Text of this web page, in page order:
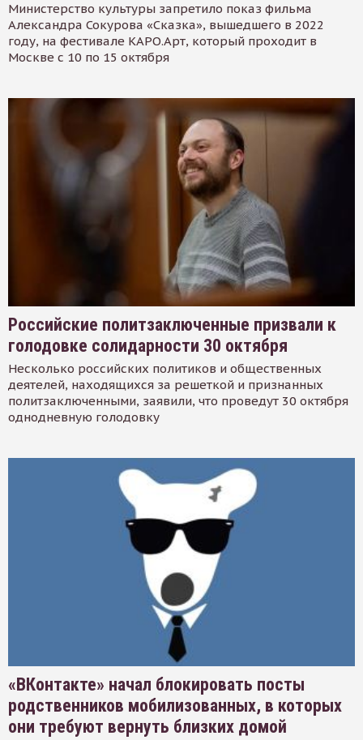
Министерство культуры запретило показ фильма
Александра Сокурова «Сказка», вышедшего в 2022
году, на фестивале КАРО.Арт, который проходит в
Москве с 10 по 15 октября
Российские политзаключенные призвали к
голодовке солидарности 30 октября
Несколько российских политиков и общественных
деятелей, находящихся за решеткой и признанных
политзаключенными, заявили, что проведут 30 октября
однодневную голодовку
«ВКонтакте» начал блокировать посты
родственников мобилизованных, в которых
они требуют вернуть близких домой